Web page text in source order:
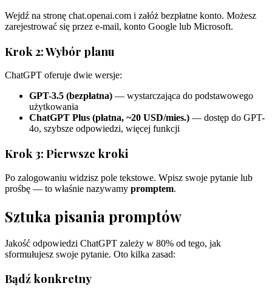
Wejdź na stronę chat.openai.com i załóż bezpłatne konto. Możesz
zarejestrować się przez e-mail, konto Google lub Microsoft.
Krok 2: Wybór planu
ChatGPT oferuje dwie wersje:
GPT-3.5 (bezpłatna) — wystarczająca do podstawowego
użytkowania
ChatGPT Plus (płatna, ~20 USD/mies.) — dostęp do GPT-
4o, szybsze odpowiedzi, więcej funkcji
Krok 3: Pierwsze kroki
Po zalogowaniu widzisz pole tekstowe. Wpisz swoje pytanie lub
prośbę — to właśnie nazywamy promptem.
Sztuka pisania promptów
Jakość odpowiedzi ChatGPT zależy w 80% od tego, jak
sformułujesz swoje pytanie. Oto kilka zasad:
Bądź konkretny